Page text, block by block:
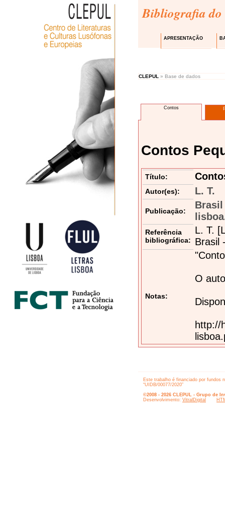
Bibliografia do
APRESENTAÇÃO
CLEPUL » Base de dados
Contos
Contos
Título:
Autor(es): L. T.
Publicação:
Referência
bibliográfica:
L. T.
Brasil
Notas:
O
http://
Este trabalho é financiado por fundos
“UIDB/00077/2020”
©2008 - 2026 CLEPUL - Grupo de
Desenvolvimento: VitralDigital